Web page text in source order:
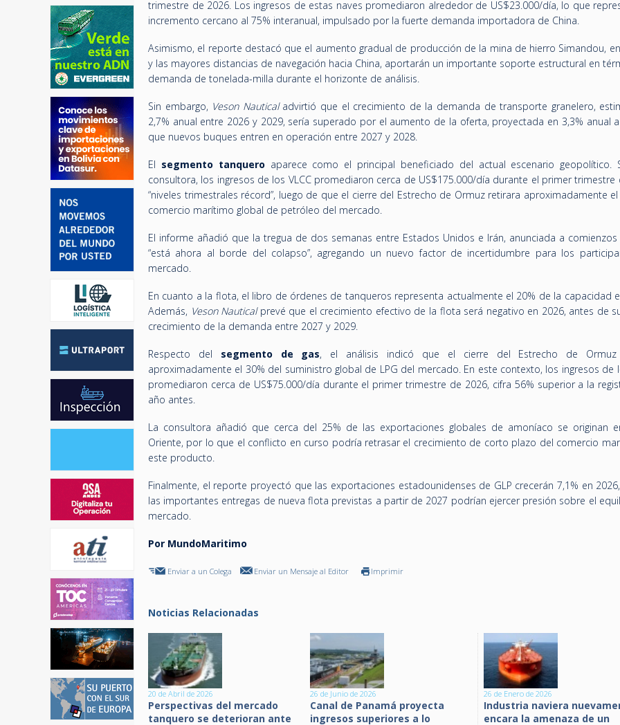
trimestre de 2026. Los ingresos de estas naves promediaron alrededor de US$23.000/día, lo que
incremento cercano al 75% interanual, impulsado por la fuerte demanda importadora de China.
Asimismo, el reporte destacó que el aumento gradual de producción de la mina de hierro Simandou,
y las mayores distancias de navegación hacia China, aportarán un importante soporte estructural en
demanda de tonelada-milla durante el horizonte de análisis.
Sin embargo, Veson Nauticaladvirtió que el crecimiento de la demanda de transporte granelero,
2,7% anual entre 2026 y 2029, sería superado por el aumento de la oferta, proyectada en 3,3% anual
que nuevos buques entren en operación entre 2027 y 2028.
El segmento tanqueroaparece como el principal beneficiado del actual escenario geopolítico.
consultora, los ingresos de los VLCC promediaron cerca de US$175.000/día durante el primer trimestre
“niveles trimestrales récord”, luego de que el cierre del Estrecho de Ormuz retirara aproximadamente
comercio marítimo global de petróleo del mercado.
El informe añadió que la tregua de dos semanas entre Estados Unidos e Irán, anunciada a comienzos
“está ahora al borde del colapso”, agregando un nuevo factor de incertidumbre para los
mercado.
En cuanto a la flota, el libro de órdenes de tanqueros representa actualmente el 20% de la capacidad
Además, Veson Nauticalprevé que el crecimiento efectivo de la flota será negativo en 2026, antes de
crecimiento de la demanda entre 2027 y 2029.
Respecto del segmento de gas, el análisis indicó que el cierre del Estrecho de Ormuz
aproximadamente el 30% del suministro global de LPG del mercado. En este contexto, los ingresos de
promediaron cerca de US$75.000/día durante el primer trimestre de 2026, cifra 56% superior a la
año antes.
La consultora añadió que cerca del 25% de las exportaciones globales de amoníaco se originan
Oriente, por lo que el conflicto en curso podría retrasar el crecimiento de corto plazo del comercio
este producto.
Finalmente, el reporte proyectó que las exportaciones estadounidenses de GLP crecerán 7,1% en
las importantes entregas de nueva flota previstas a partir de 2027 podrían ejercer presión sobre el
mercado.
Por MundoMaritimo
Enviar a un Colega Enviar un Mensaje al Editor Imprimir
Noticias Relacionadas
20 de Abril de 2026
Perspectivas del mercado
tanquero se deterioran ante
26 de Junio de 2026
Canal de Panamá proyecta
ingresos superiores a lo
26 de Enero de 2026
Industria naviera
encara la amenaza de un